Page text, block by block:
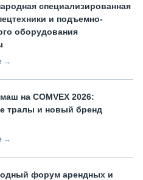
специализированная
и подъемно-
оборудования
→
на COMVEX 2026:
тралы и новый бренд
→
форум арендных и